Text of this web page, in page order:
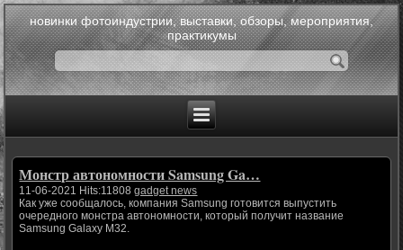
новинки фотоиндустрии, выставки, обзоры, мероприятия,
практикумы
Монстр автономности Samsung Ga…
11-06-2021 Hits:11808gadget news
Как уже сообщалось, компания Samsung готовится выпустить
очередного монстра автономности, который получит название
Samsung Galaxy M32.